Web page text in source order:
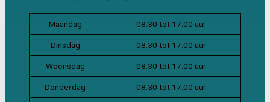
Maandag 08:30 tot 17:00 uur
Dinsdag 08:30 tot 17:00 uur
Woensdag 08:30 tot 17:00 uur
Donderdag 08:30 tot 17:00 uur